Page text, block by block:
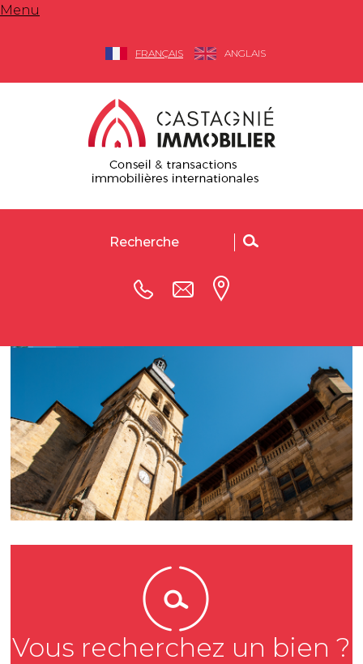
Menu
FRANÇAIS ANGLAIS
Vous recherchez un bien ?